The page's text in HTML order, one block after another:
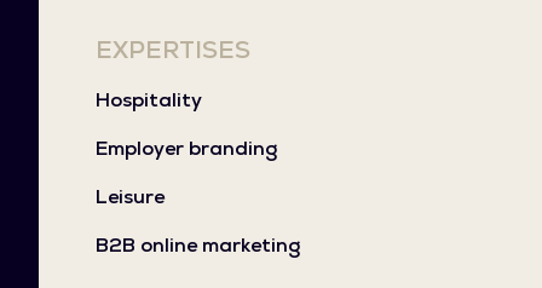
EXPERTISES
Hospitality
Employer branding
Leisure
B2B online marketing